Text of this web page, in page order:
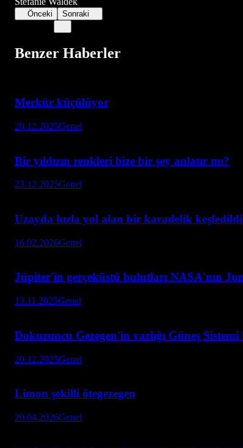
Önceki Sonraki
Benzer Haberler
Merkür küçülüyor
29.12.2025Genel
Bir yıldızın renkleri bize bir şey anlatır mı?
23.12.2025Genel
Uzayda hızla yol alan bir karadelik
16.02.2026Genel
Jüpiter'in gerçeküstü bulutları NASA'nın
13.11.2025Genel
Dokuzuncu Gezegen'in varlığı Güneş
20.12.2025Genel
Limon şekilli ötegezegen
20.04.2026Genel